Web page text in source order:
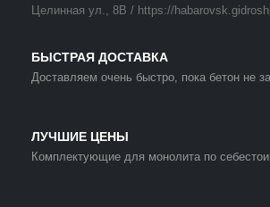
Целинная ул., 8В / https://
БЫСТРАЯ ДОСТАВКА
Доставляем очень быстро, пока бетон не
ЛУЧШИЕ ЦЕНЫ
Комплектующие для монолита по